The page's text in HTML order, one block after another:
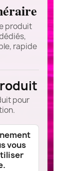
produit
rapide
pour
vous